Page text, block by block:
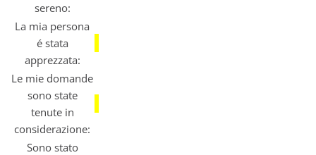
sereno:
La mia persona
é stata
apprezzata:
Le mie domande
sono state
tenute in
considerazione:
Sono stato